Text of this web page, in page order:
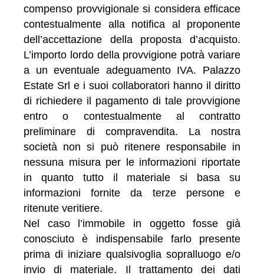
compenso provvigionale si considera efficace
contestualmente alla notifica al proponente
dell’accettazione della proposta d’acquisto.
L’importo lordo della provvigione potrà variare
a un eventuale adeguamento IVA. Palazzo
Estate Srl e i suoi collaboratori hanno il diritto
di richiedere il pagamento di tale provvigione
entro o contestualmente al contratto
preliminare di compravendita. La nostra
società non si può ritenere responsabile in
nessuna misura per le informazioni riportate
in quanto tutto il materiale si basa su
informazioni fornite da terze persone e
ritenute veritiere.
Nel caso l’immobile in oggetto fosse già
conosciuto è indispensabile farlo presente
prima di iniziare qualsivoglia sopralluogo e/o
invio di materiale. Il trattamento dei dati